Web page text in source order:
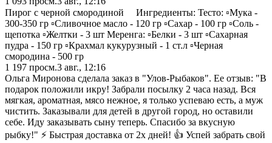
Пирог с черной смородиной ⠀ Ингредиенты: Тесто: ▫️Мука -
300-350 гр ▫️Сливочное масло - 120 гр ▫️Сахар - 100 гр ▫️Соль -
щепотка ▫️Желтки - 3 шт Меренга: ▫️Белки - 3 шт ▫️Сахарная
пудра - 150 гр ▫️Крахмал кукурузный - 1 ст.л ▫️Черная
смородина - 500 гр
1 197 просм.3 авг., 12:16
Ольга Миронова сделала заказ в "Улов-Рыбаков". Ее отзыв: "В
подарок положили икру! Забрали посылку 2 часа назад. Вся
мягкая, ароматная, мясо нежное, я только успеваю есть, а муж
чистить. Заказывали для детей в другой город, но оставили
себе. Иду заказывать сыну теперь. Спасибо за вкусную
рыбку!" ⚡ Быстрая доставка от 2х дней! 👍 Успей забрать свой